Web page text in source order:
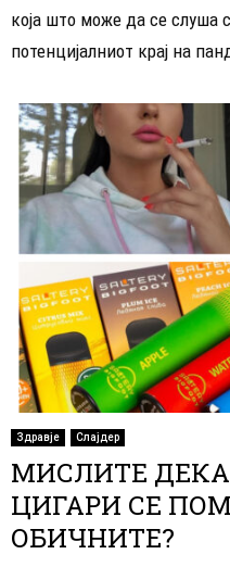
која што може да се слуша
потенцијалниот крај на
Здравје Слајдер
МИСЛИТЕ
ЦИГАРИ СЕ
ОБИЧНИТЕ?